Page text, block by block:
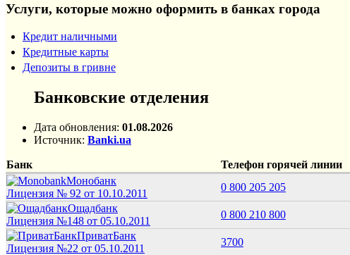
Услуги, которые можно оформить в банках города
Кредит наличными
Кредитные карты
Депозиты в гривне
Банковские отделения
Дата обновления: 01.08.2026
Источник: Banki.ua
Банк Телефон горячей линии
Монобанк
Лицензия № 92 от 10.10.2011
0 800 205 205
Ощадбанк
Лицензия №148 от 05.10.2011
0 800 210 800
ПриватБанк
Лицензия №22 от 05.10.2011
3700